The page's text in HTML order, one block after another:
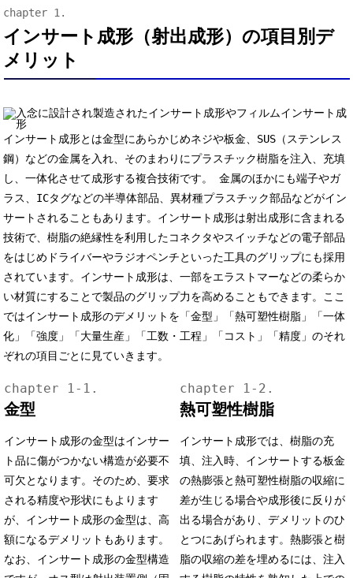
インサート成形（射出成形）の項目別デ
メリット
インサート成形とは金型にあらかじめネジや板金、SUS（ステンレス
鋼）などの金属を入れ、そのまわりにプラスチック樹脂を注入、充填
し、一体化させて成形する複合技術です。 金属のほかにも端子やガ
ラス、ICタグなどの半導体部品、異材種プラスチック部品などがイン
サートされることもあります。インサート成形は射出成形に含まれる
技術で、樹脂の絶縁性を利用したコネクタやスイッチなどの電子部品
をはじめドライバーやラジオペンチといった工具のグリップにも採用
されています。インサート成形は、一部をエラストマーなどの柔らか
い材質にすることで製品のグリップ力を高めることもできます。ここ
ではインサート成形のデメリットを「金型」「熱可塑性樹脂」「一体
化」「強度」「大量生産」「工数・工程」「コスト」「精度」のそれ
ぞれの項目ごとに見ていきます。
金型
インサート成形の金型はインサー
ト品に傷がつかない構造が必要不
可欠となります。そのため、要求
される精度や形状にもよります
が、インサート成形の金型は、高
額になるデメリットもあります。
なお、インサート成形の金型構造
熱可塑性樹脂
インサート成形では、樹脂の充
填、注入時、インサートする板金
の熱膨張と熱可塑性樹脂の収縮に
差が生じる場合や成形後に反りが
出る場合があり、デメリットのひ
とつにあげられます。熱膨張と樹
脂の収縮の差を埋めるには、注入